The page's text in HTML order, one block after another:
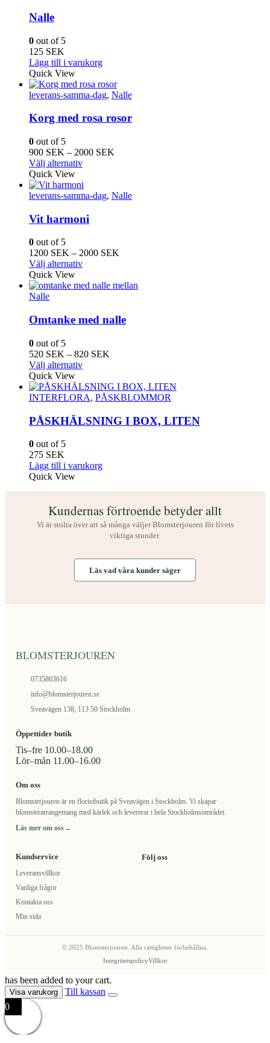
Nalle
0 out of 5
125 SEK
Lägg till i varukorg
Quick View
leverans-samma-dag, Nalle
Korg med rosa rosor
0 out of 5
900 SEK – 2000 SEK
2000
Välj alternativDen
produkten
har
varianter.
De
alternativen
kan
väljas
på
produktsidan
Quick View
leverans-samma-dag, Nalle
Vit harmoni
0 out of 5
1200 SEK – 2000 SEK
till
Välj alternativDen
produkten
varianter.
De
alternativen
kan
väljas
på
produktsidan
Quick View
Nalle
Omtanke med nalle
0 out of 5
520 SEK – 820 SEK
till
820
Välj alternativDen
produkten
har
varianter.
De
kan
väljas
produktsidan
Quick View
INTERFLORA, PÅSKBLOMMOR
PÅSKHÄLSNING I BOX, LITEN
0 out of 5
275 SEK
Lägg till i varukorg
Quick View
Kundernas förtroende betyder allt
Vi är stolta över att så många väljer Blomsterjouren för livets
viktiga stunder.
Läs vad våra kunder säger
BLOMSTERJOUREN
0735863616
info@blomsterjouren.se
Sveavägen 138, 113 50 Stockholm
Öppettider butik
Tis–fre 10.00–18.00
Lör–mån 11.00–16.00
Om oss
Blomsterjouren är en floristbutik på Sveavägen i Stockholm. Vi skapar
blomsterarrangemang med kärlek och levererar i hela Stockholmsområdet.
Läs mer om oss→
Kundservice
Leveransvillkor
Vanliga frågor
Kontakta oss
Min sida
Följ oss
© 2025 Blomsterjouren. Alla rättigheter förbehållna.
IntegritetspolicyVillkor
has been added to your cart.
Visa varukorg
Till kassan
0